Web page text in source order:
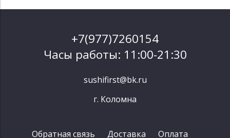
+7(977)7260154
Часы работы: 11:00-21:30
sushifirst@bk.ru
г. Коломна
Обратная связь Доставка Оплата